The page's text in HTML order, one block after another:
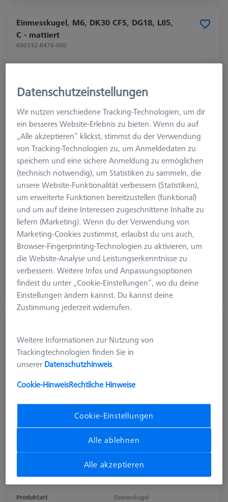
Einmesskugel, M6, DK30 CFS, DG18, L85,
C - mattiert
600332-8476-000
Produktart
Einmesskugel
Ø Kugel (DK)
30,0 mm
Länge (L)
85,0 mm
Tastmaterial
Keramik
Anwendung
Optisch
1.653,70 €
zzgl. USt.
Verfügbar
expert
600332-8446-001
Produktart
Einmesskugel
Datenschutzeinstellungen
Wir nutzen verschiedene Tracking-Technologien, um dir
ein besseres Website-Erlebnis zu bieten. Wenn du auf
„Alle akzeptieren“ klickst, stimmst du der Verwendung
von Tracking-Technologien zu, um Anmeldedaten zu
speichern und eine sichere Anmeldung zu ermöglichen
(technisch notwendig), um Statistiken zu sammeln, die
unsere Website-Funktionalität verbessern (Statistiken),
um erweiterte Funktionen bereitzustellen (funktional)
und um auf deine Interessen zugeschnittene Inhalte zu
liefern (Marketing). Wenn du der Verwendung von
Marketing-Cookies zustimmst, erlaubst du uns auch,
Browser-Fingerprinting-Technologien zu aktivieren, um
die Website-Analyse und Leistungserkenntnisse zu
verbessern. Weitere Infos und Anpassungsoptionen
findest du unter „Cookie-Einstellungen“, wo du deine
Einstellungen ändern kannst. Du kannst deine
Zustimmung jederzeit widerrufen.
Weitere Informationen zur Nutzung von
Trackingtechnologien finden Sie in
unserer Datenschutzhinweis.
Cookie-HinweisRechtliche Hinweise
Cookie-Einstellungen
Alle ablehnen
Alle akzeptieren